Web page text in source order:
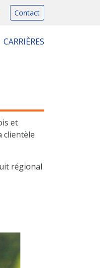
Contact
CARRIÈRES
et
clientèle
régional